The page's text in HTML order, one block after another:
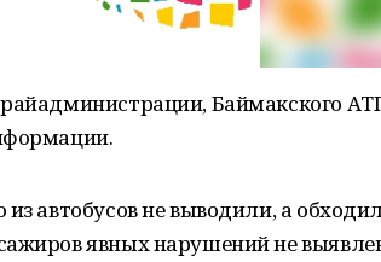
Баймакского
автобусов не выводили, а
явных нарушений не